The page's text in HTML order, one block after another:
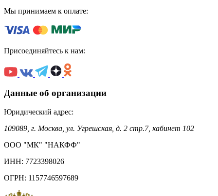
Мы принимаем к оплате:
Присоединяйтесь к нам:
Данные об организации
Юридический адрес:
109089, г. Москва, ул. Угрешская, д. 2 стр.7, кабинет 102
ООО "МК" "НАКФФ"
ИНН: 7723398026
ОГРН: 1157746597689